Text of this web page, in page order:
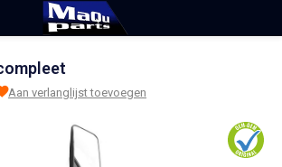
Aan verlanglijst toevoegen